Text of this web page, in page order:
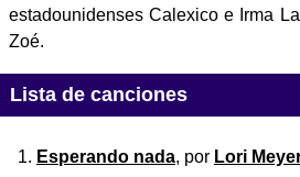
estadounidenses Calexico e Irma
Zoé.
Lista de canciones
Esperando nada, por Lori